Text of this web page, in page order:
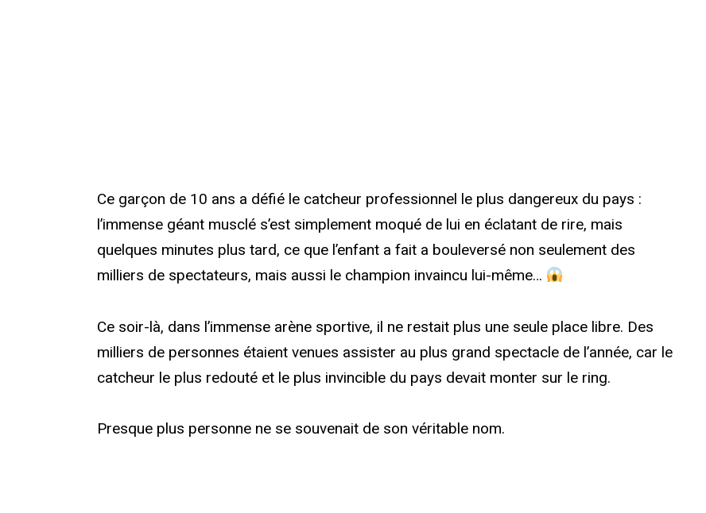
Ce garçon de 10 ans a défié le catcheur professionnel le plus dangereux du pays :
l’immense géant musclé s’est simplement moqué de lui en éclatant de rire, mais
quelques minutes plus tard, ce que l’enfant a fait a bouleversé non seulement des
milliers de spectateurs, mais aussi le champion invaincu lui-même…
Ce soir-là, dans l’immense arène sportive, il ne restait plus une seule place libre. Des
milliers de personnes étaient venues assister au plus grand spectacle de l’année, car le
catcheur le plus redouté et le plus invincible du pays devait monter sur le ring.
Presque plus personne ne se souvenait de son véritable nom.